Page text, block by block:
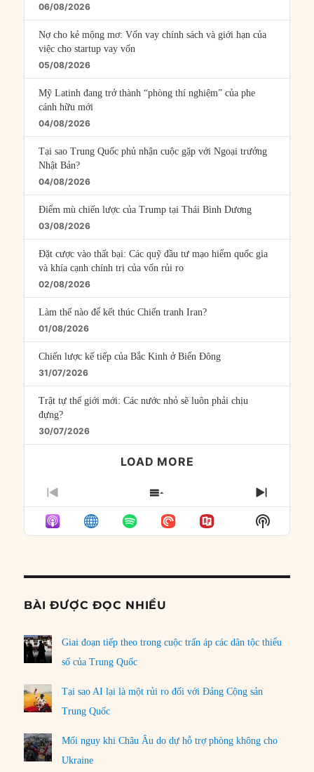
06/08/2026
Nợ cho kẻ mộng mơ: Vốn vay chính sách và giới hạn của
việc cho startup vay vốn
05/08/2026
Mỹ Latinh đang trở thành “phòng thí nghiệm” của phe
cánh hữu mới
04/08/2026
Tại sao Trung Quốc phủ nhận cuộc gặp với Ngoại trưởng
Nhật Bản?
04/08/2026
Điểm mù chiến lược của Trump tại Thái Bình Dương
03/08/2026
Đặt cược vào thất bại: Các quỹ đầu tư mạo hiểm quốc gia
và khía cạnh chính trị của vốn rủi ro
02/08/2026
Làm thế nào để kết thúc Chiến tranh Iran?
01/08/2026
Chiến lược kế tiếp của Bắc Kinh ở Biển Đông
31/07/2026
Trật tự thế giới mới: Các nước nhỏ sẽ luôn phải chịu
đựng?
30/07/2026
LOAD MORE
PREVIOUS
EPISODE
SHOW
EPISODES
LIST
NEXT
Show
Podcast
BÀI ĐƯỢC ĐỌC NHIỀU
Giai đoạn tiếp theo trong cuộc trấn áp các dân tộc thiểu
số của Trung Quốc
Tại sao AI lại là một rủi ro đối với Đảng Cộng sản
Trung Quốc
Mối nguy khi Châu Âu do dự hỗ trợ phòng không cho
Ukraine